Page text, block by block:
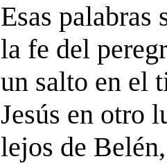
Esas palabras
la fe del
un salto en el
Jesús en otro
lejos de